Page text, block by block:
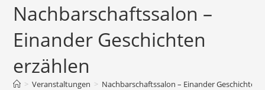
Nachbarschaftssalon –
Einander Geschichten
erzählen
> Veranstaltungen > Nachbarschaftssalon – Einander Geschichten